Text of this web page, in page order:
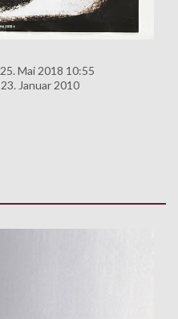
25. Mai 2018 10:55
23. Januar 2010